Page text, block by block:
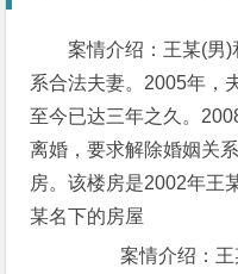
案情介绍：王某(男)
系合法夫妻。2005年，
至今已达三年之久。
离婚，要求解除婚姻关
房。该楼房是2002年王
某名下的房屋
案情介绍：王某